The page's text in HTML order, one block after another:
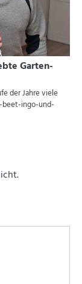
Garten-
der Jahre viele
beet-ingo-und-